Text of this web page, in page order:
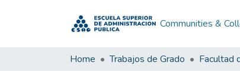
Communities &
Home Trabajos de Grado Facultad